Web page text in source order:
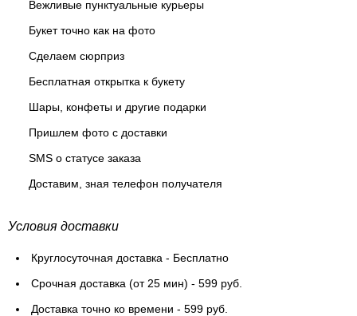
Вежливые пунктуальные курьеры
Букет точно как на фото
Сделаем сюрприз
Бесплатная открытка к букету
Шары, конфеты и другие подарки
Пришлем фото с доставки
SMS о статусе заказа
Доставим, зная телефон получателя
Условия доставки
Круглосуточная доставка - Бесплатно
Cрочная доставка (от 25 мин) - 599 руб.
Доставка точно ко времени - 599 руб.